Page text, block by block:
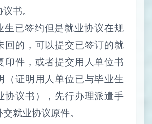
书。
生已签约但是就业协议在规
回的，可以提交已签订的就
印件，或者提交用人单位书
（证明用人单位已与毕业生
协议书），先行办理派遣手
就业协议原件。